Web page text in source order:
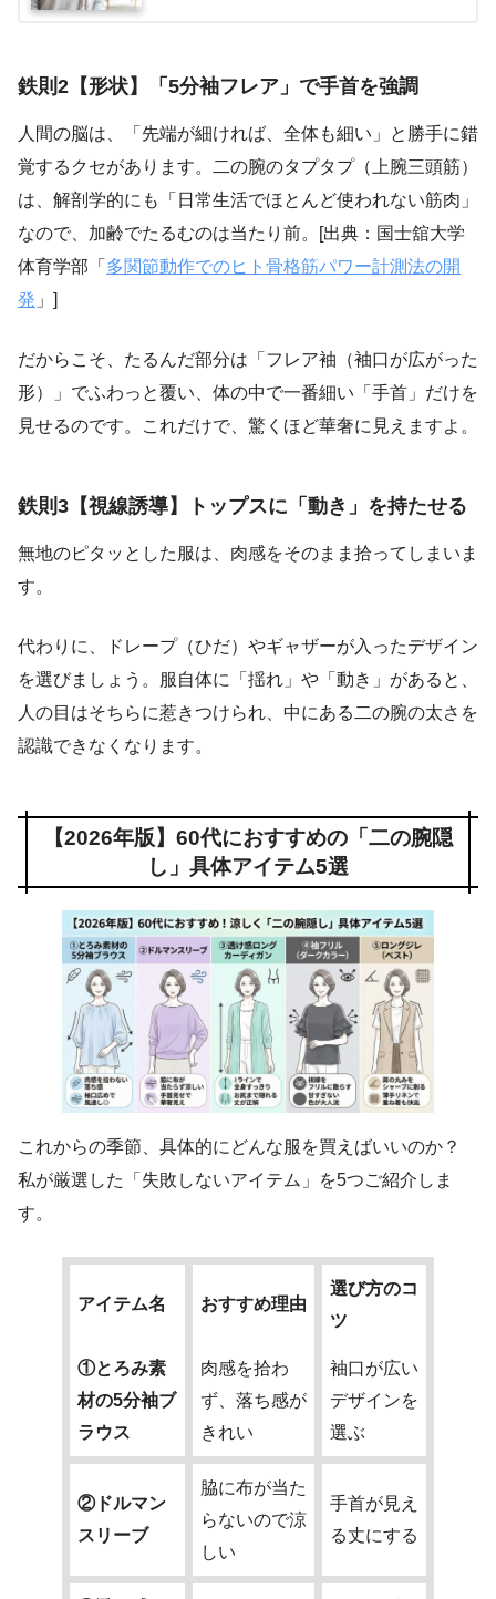
鉄則2【形状】「5分袖フレア」で手首を強調
人間の脳は、「先端が細ければ、全体も細い」と勝手に錯
覚するクセがあります。二の腕のタプタプ（上腕三頭筋）
は、解剖学的にも「日常生活でほとんど使われない筋肉」
なので、加齢でたるむのは当たり前。[出典：国士舘大学
体育学部「 多関節動作でのヒト骨格筋パワー計測法の開
発 」]
だからこそ、たるんだ部分は「フレア袖（袖口が広がった
形）」でふわっと覆い、体の中で一番細い「手首」だけを
見せるのです。これだけで、驚くほど華奢に見えますよ。
鉄則3【視線誘導】トップスに「動き」を持たせる
無地のピタッとした服は、肉感をそのまま拾ってしまいま
す。
代わりに、ドレープ（ひだ）やギャザーが入ったデザイン
を選びましょう。服自体に「揺れ」や「動き」があると、
人の目はそちらに惹きつけられ、中にある二の腕の太さを
認識できなくなります。
【2026年版】60代におすすめの「二の腕隠
し」具体アイテム5選
これからの季節、具体的にどんな服を買えばいいのか？
私が厳選した「失敗しないアイテム」を5つご紹介しま
す。
アイテム名 おすすめ理由
選び方のコ
ツ
①とろみ素
材の5分袖ブ
ラウス
肉感を拾わ
ず、落ち感が
きれい
袖口が広い
デザインを
選ぶ
②ドルマン
スリーブ
脇に布が当た
らないので涼
しい
手首が見え
る丈にする